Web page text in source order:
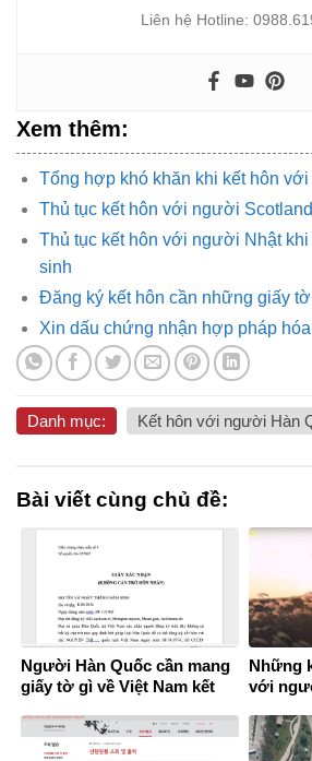
Liên hệ Hotline:
Xem thêm:
Tổng hợp khó khăn khi kết hôn
Thủ tục kết hôn với người
Thủ tục kết hôn với người Nhật
sinh
Đăng ký kết hôn cần những giấy
Xin dấu chứng nhận hợp pháp
Danh mục: Kết hôn với người Hàn
Bài viết cùng chủ đề:
Người Hàn Quốc cần mang
giấy tờ gì về Việt Nam kết
Những
với